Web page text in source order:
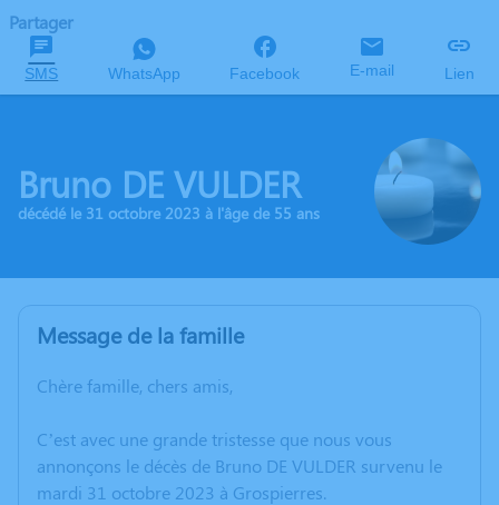
Partager
SMS WhatsApp Facebook E-mail Lien
Bruno DE VULDER
décédé le 31 octobre 2023 à l'âge de 55 ans
Message de la famille
Chère famille, chers amis,
C’est avec une grande tristesse que nous vous
annonçons le décès de Bruno DE VULDER survenu le
mardi 31 octobre 2023 à Grospierres.